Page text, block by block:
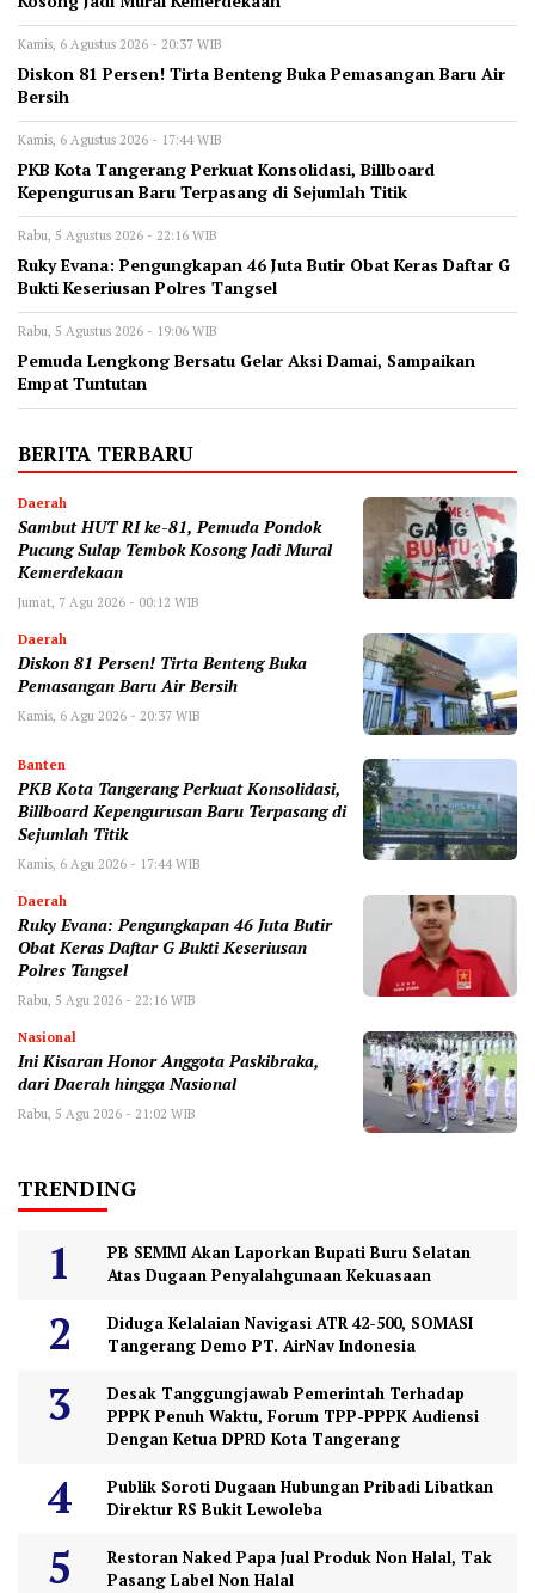
Kamis, 6 Agustus 2026 - 20:37 WIB
Diskon 81 Persen! Tirta Benteng Buka Pemasangan Baru Air
Bersih
Kamis, 6 Agustus 2026 - 17:44 WIB
‎PKB Kota Tangerang Perkuat Konsolidasi, Billboard
Kepengurusan Baru Terpasang di Sejumlah Titik ‎
Rabu, 5 Agustus 2026 - 22:16 WIB
‎Ruky Evana: Pengungkapan 46 Juta Butir Obat Keras Daftar G
Bukti Keseriusan Polres Tangsel
Rabu, 5 Agustus 2026 - 19:06 WIB
Pemuda Lengkong Bersatu Gelar Aksi Damai, Sampaikan
Empat Tuntutan
BERITA TERBARU
Daerah
Sambut HUT RI ke-81, Pemuda Pondok
Pucung Sulap Tembok Kosong Jadi Mural
Kemerdekaan
Jumat, 7 Agu 2026 - 00:12 WIB
Daerah
Diskon 81 Persen! Tirta Benteng Buka
Pemasangan Baru Air Bersih
Kamis, 6 Agu 2026 - 20:37 WIB
Banten
‎PKB Kota Tangerang Perkuat Konsolidasi,
Billboard Kepengurusan Baru Terpasang di
Sejumlah Titik ‎
Kamis, 6 Agu 2026 - 17:44 WIB
Daerah
‎Ruky Evana: Pengungkapan 46 Juta Butir
Obat Keras Daftar G Bukti Keseriusan
Polres Tangsel
Rabu, 5 Agu 2026 - 22:16 WIB
Nasional
Ini Kisaran Honor Anggota Paskibraka,
dari Daerah hingga Nasional
Rabu, 5 Agu 2026 - 21:02 WIB
TRENDING
PB SEMMI Akan Laporkan Bupati Buru Selatan
Atas Dugaan Penyalahgunaan Kekuasaan
Diduga Kelalaian Navigasi ATR 42-500, SOMASI
Tangerang Demo PT. AirNav Indonesia
Desak Tanggungjawab Pemerintah Terhadap
PPPK Penuh Waktu, Forum TPP-PPPK Audiensi
Dengan Ketua DPRD Kota Tangerang
Publik Soroti Dugaan Hubungan Pribadi Libatkan
Direktur RS Bukit Lewoleba
Restoran Naked Papa Jual Produk Non Halal, Tak
Pasang Label Non Halal